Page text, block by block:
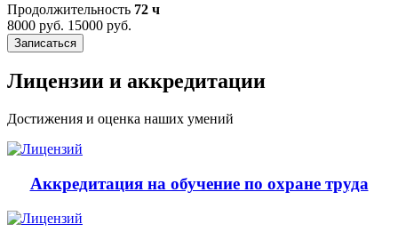
Продолжительность 72 ч
8000 руб. 15000 руб.
Записаться
Лицензии и аккредитации
Достижения и оценка наших умений
Аккредитация на обучение по охране труда